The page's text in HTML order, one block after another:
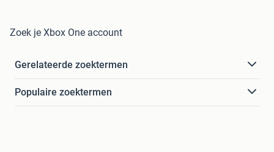
Zoek je Xbox One account
Gerelateerde zoektermen
Populaire zoektermen